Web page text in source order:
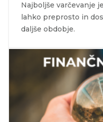
Najboljše varčevanje
lahko preprosto in
daljše obdobje.